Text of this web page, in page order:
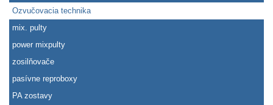
Ozvučovacia technika
mix. pulty
power mixpulty
zosilňovače
pasívne reproboxy
PA zostavy